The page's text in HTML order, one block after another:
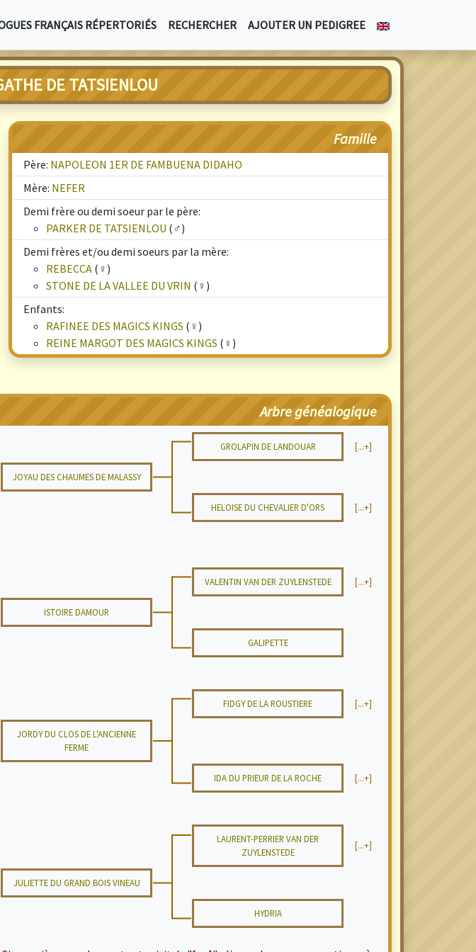
FRANÇAIS RÉPERTORIÉS RECHERCHER AJOUTER UN PEDIGREE
DE TATSIENLOU
Famille
Père: NAPOLEON 1ER DE FAMBUENA DIDAHO
Mère: NEFER
Demi frère ou demi soeur par le père:
PARKER DE TATSIENLOU (♂)
Demi frères et/ou demi soeurs par la mère:
REBECCA (♀)
STONE DE LA VALLEE DU VRIN (♀)
Enfants:
RAFINEE DES MAGICS KINGS (♀)
REINE MARGOT DES MAGICS KINGS (♀)
Arbre généalogique
GROLAPIN DE LANDOUAR [...+]
JOYAU DES CHAUMES DE MALASSY
HELOISE DU CHEVALIER D'ORS [...+]
VALENTIN VAN DER ZUYLENSTEDE [...+]
ISTOIRE DAMOUR
GALIPETTE
FIDGY DE LA ROUSTIERE [...+]
JORDY DU CLOS DE L'ANCIENNE
FERME
IDA DU PRIEUR DE LA ROCHE [...+]
LAURENT-PERRIER VAN DER
ZUYLENSTEDE
[...+]
JULIETTE DU GRAND BOIS VINEAU
HYDRIA